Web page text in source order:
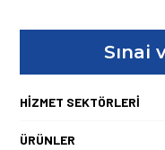
Sınai
HİZMET SEKTÖRLERİ
ÜRÜNLER